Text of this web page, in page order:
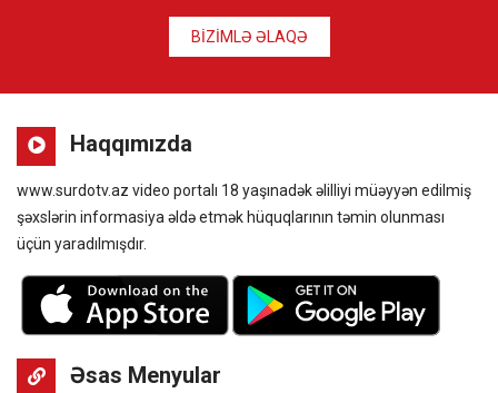
BİZİMLƏ ƏLAQƏ
Haqqımızda
www.surdotv.az video portalı 18 yaşınadək əlilliyi müəyyən edilmiş
şəxslərin informasiya əldə etmək hüquqlarının təmin olunması
üçün yaradılmışdır.
Əsas Menyular